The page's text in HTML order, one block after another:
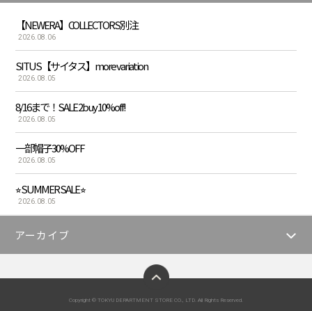
【NEWERA】COLLECTORS別注
2026.08.06
SITUS【サイタス】more variation
2026.08.05
8/16まで！SALE 2buy 10%off!
2026.08.05
一部帽子30%OFF
2026.08.05
⭐︎ SUMMER SALE ⭐︎
2026.08.05
アーカイブ
Copyright © TOKYU DEPARTMENT STORE CO., LTD. All Rights Reserved.